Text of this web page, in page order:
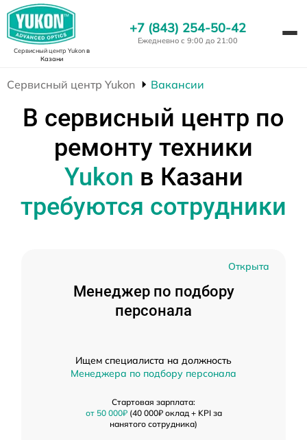
Сервисный центр Yukonв
Казани
+7 (843) 254-50-42
Ежедневно с 9:00 до 21:00
Сервисный центр Yukon Вакансии
В сервисный центр по
ремонту техники
Yukon в Казани
требуются сотрудники
Открыта
Менеджер по подбору
персонала
Ищем специалиста на должность
Менеджера по подбору персонала
Стартовая зарплата:
от 50 000₽(40 000₽ оклад + KPI за
нанятого сотрудника)